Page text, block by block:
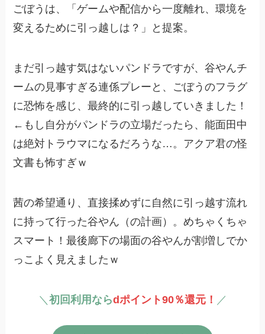
ごぼうは、「ゲームや配信から一度離れ、環境を
変えるために引っ越しは？」と提案。
まだ引っ越す気はないパンドラですが、谷やんチ
ームの見事すぎる連係プレーと、ごぼうのフラグ
に恐怖を感じ、最終的に引っ越していきました！
←もし自分がパンドラの立場だったら、能面田中
は絶対トラウマになるだろうな…。アクア君の怪
文書も怖すぎｗ
茜の希望通り、直接揉めずに自然に引っ越す流れ
に持って行った谷やん（の計画）。めちゃくちゃ
スマート！最後廊下の場面の谷やんが割増しでか
っこよく見えましたｗ
＼ 初回利用ならdポイント90％還元！ ／